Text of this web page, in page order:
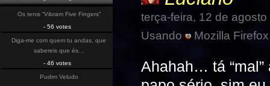
terça-feira, 12 de
Usando
Mozilla
Ahahah… tá
Os tenis “Vibram Five Fingers”
- 56 votes
Diga-me com quem tu andas, que
sabereis que és…
- 46 votes
Pudim Veludo